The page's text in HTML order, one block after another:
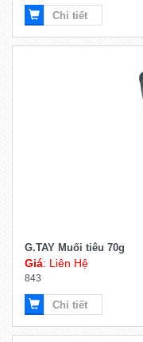
Chi tiết
G.TAY Muối tiêu 70g
Giá: Liên Hệ
843
Chi tiết